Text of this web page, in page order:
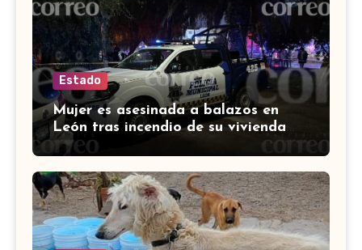
Estado
Mujer es asesinada a balazos en
León tras incendio de su vivienda
con bombas molotov